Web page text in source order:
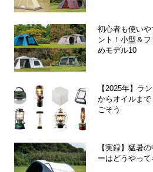
初心者も使い
ント！小型＆
めモデル10
【2025年】ラ
からオイルま
ごそう
【実録】猛暑
ーはどうやっ